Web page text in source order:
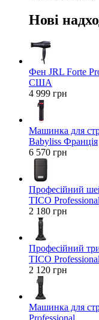
Нові
Фен JRL Forte
США
4 999 грн
Машинка для
Babyliss Франція
6 570 грн
Професійний
TICO Professional
2 180 грн
Професійний
TICO Professional
2 120 грн
Машинка для
Professional